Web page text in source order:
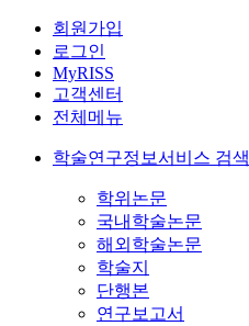
회원가입
로그인
MyRISS
고객센터
전체메뉴
학술연구정보서비스 검색
학위논문
국내학술논문
해외학술논문
학술지
단행본
연구보고서